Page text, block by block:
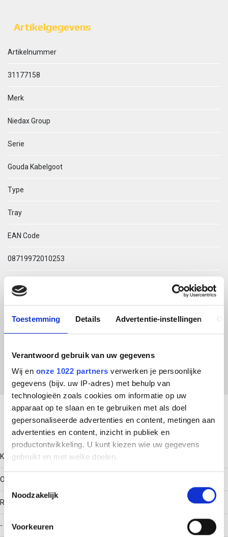
Toestemming Details Advertentie-instellingen
Verantwoord gebruik van uw gegevens
Wij en onze 1022 partners verwerken je persoonlijke
gegevens (bijv. uw IP-adres) met behulp van
technologieën zoals cookies om informatie op uw
apparaat op te slaan en te gebruiken met als doel
gepersonaliseerde advertenties en content, metingen aan
advertenties en content, inzicht in publiek en
productontwikkeling. U kunt kiezen wie uw gegevens
gebruikt en met welke doelen.
Informatie verzamelen over uw geografische locatie,
Uw apparaat identificeren door het actief te scannen
op specifieke eigenschappen (fingerprinting)
Toestemmingsselectie
Noodzakelijk
Voorkeuren
Artikelgegevens
Artikelnummer
31177158
Merk
Niedax Group
Serie
Gouda Kabelgoot
Type
Tray
EAN Code
08719972010253
Tray 28.300 C Eind/Verloopplaat
Download productsheet
Technische gegevens
Kleur
Overig
RAL-nummer
-